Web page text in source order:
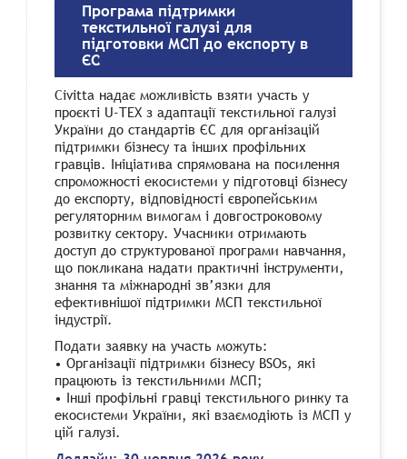
Програма підтримки
текстильної галузі для
підготовки МСП до експорту в
ЄС
Civitta надає можливість взяти участь у
проєкті U-TEX з адаптації текстильної галузі
України до стандартів ЄС для організацій
підтримки бізнесу та інших профільних
гравців. Ініціатива спрямована на посилення
спроможності екосистеми у підготовці бізнесу
до експорту, відповідності європейським
регуляторним вимогам і довгостроковому
розвитку сектору. Учасники отримають
доступ до структурованої програми навчання,
що покликана надати практичні інструменти,
знання та міжнародні зв’язки для
ефективнішої підтримки МСП текстильної
індустрії.
Подати заявку на участь можуть:
• Організації підтримки бізнесу BSOs, які
працюють із текстильними МСП;
• Інші профільні гравці текстильного ринку та
екосистеми України, які взаємодіють із МСП у
цій галузі.